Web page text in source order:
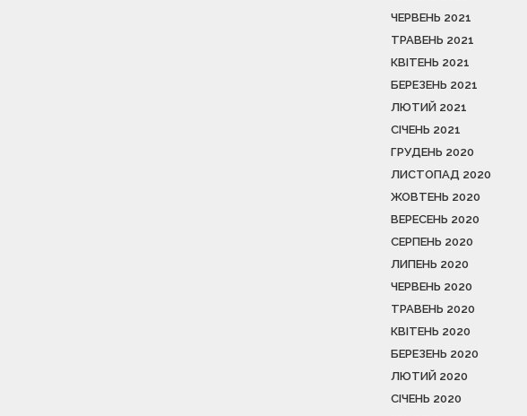
ЧЕРВЕНЬ 2021
ТРАВЕНЬ 2021
КВІТЕНЬ 2021
БЕРЕЗЕНЬ 2021
ЛЮТИЙ 2021
СІЧЕНЬ 2021
ГРУДЕНЬ 2020
ЛИСТОПАД 2020
ЖОВТЕНЬ 2020
ВЕРЕСЕНЬ 2020
СЕРПЕНЬ 2020
ЛИПЕНЬ 2020
ЧЕРВЕНЬ 2020
ТРАВЕНЬ 2020
КВІТЕНЬ 2020
БЕРЕЗЕНЬ 2020
ЛЮТИЙ 2020
СІЧЕНЬ 2020